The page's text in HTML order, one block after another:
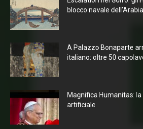
blocco navale
A Palazzo Bonaparte
italiano: oltre 50
Magnifica Humanitas: la
artificiale